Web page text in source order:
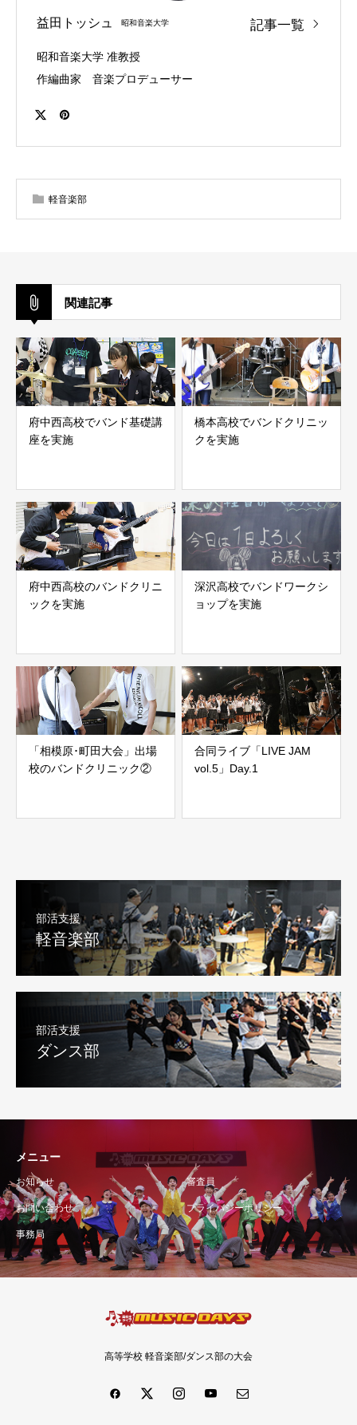
益田トッシュ 昭和音楽大学 記事一覧
昭和音楽大学 准教授
作編曲家 音楽プロデューサー
軽音楽部
関連記事
府中西高校でバンド基礎講
座を実施
橋本高校でバンドクリニッ
クを実施
府中西高校のバンドクリニ
ックを実施
深沢高校でバンドワークシ
ョップを実施
「相模原･町田大会」出場
校のバンドクリニック②
合同ライブ「LIVE JAM
vol.5」Day.1
部活支援
軽音楽部
部活支援
ダンス部
メニュー
お知らせ 審査員
お問い合わせ プライバシーポリシー
事務局
高等学校 軽音楽部/ダンス部の大会